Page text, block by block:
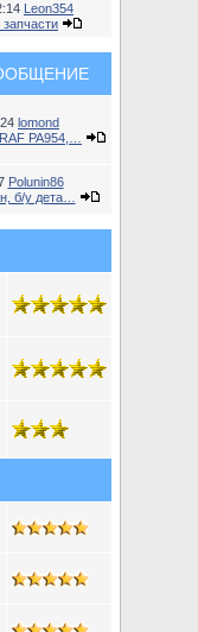
Leon354
lomond
PA954,…
Polunin86
б/у дета…